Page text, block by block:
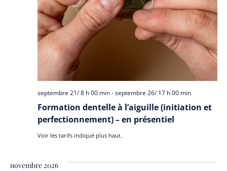
Formation dentelle à l’aiguille (initiation et
perfectionnement) – en présentiel
septembre 21/ 8 h 00 min-septembre 26/ 17 h 00 min
Voir les tarifs indiqué plus haut.
novembre 2026